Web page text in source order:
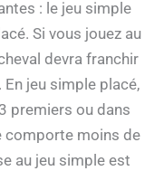
: le jeu simple
Si vous jouez au
devra franchir
En jeu simple placé,
premiers ou dans
comporte moins de
au jeu simple est